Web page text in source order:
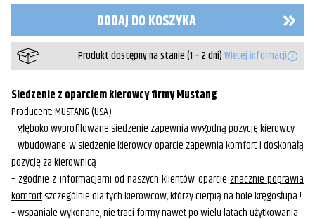
kierowcy
-
Mustang
DODAJ DO KOSZYKA
Produkt dostępny na stanie (1 – 2 dni)Więcej informacji
Siedzenie z oparciem kierowcy firmy Mustang
Producent: MUSTANG (USA)
– głęboko wyprofilowane siedzenie zapewnia wygodną pozycję kierowcy
– wbudowane w siedzenie kierowcy oparcie zapewnia komfort i doskonałą
pozycję za kierownicą
– zgodnie z informacjami od naszych klientów oparcieznacznie poprawia
komfortszczególnie dla tych kierowców, którzy cierpią na bóle kręgosłupa !
– wspaniale wykonane, nie traci formy nawet po wielu latach użytkowania